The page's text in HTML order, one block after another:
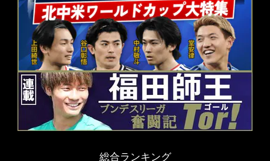
総合ランキング